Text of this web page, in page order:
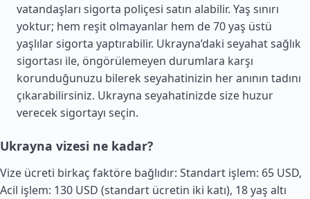
vatandaşları sigorta poliçesi satın alabilir. Yaş sınırı
yoktur; hem reşit olmayanlar hem de 70 yaş üstü
yaşlılar sigorta yaptırabilir. Ukrayna’daki seyahat sağlık
sigortası ile, öngörülemeyen durumlara karşı
korunduğunuzu bilerek seyahatinizin her anının tadını
çıkarabilirsiniz. Ukrayna seyahatinizde size huzur
verecek sigortayı seçin.
Ukrayna vizesi ne kadar?
Vize ücreti birkaç faktöre bağlıdır: Standart işlem: 65 USD,
Acil işlem: 130 USD (standart ücretin iki katı), 18 yaş altı